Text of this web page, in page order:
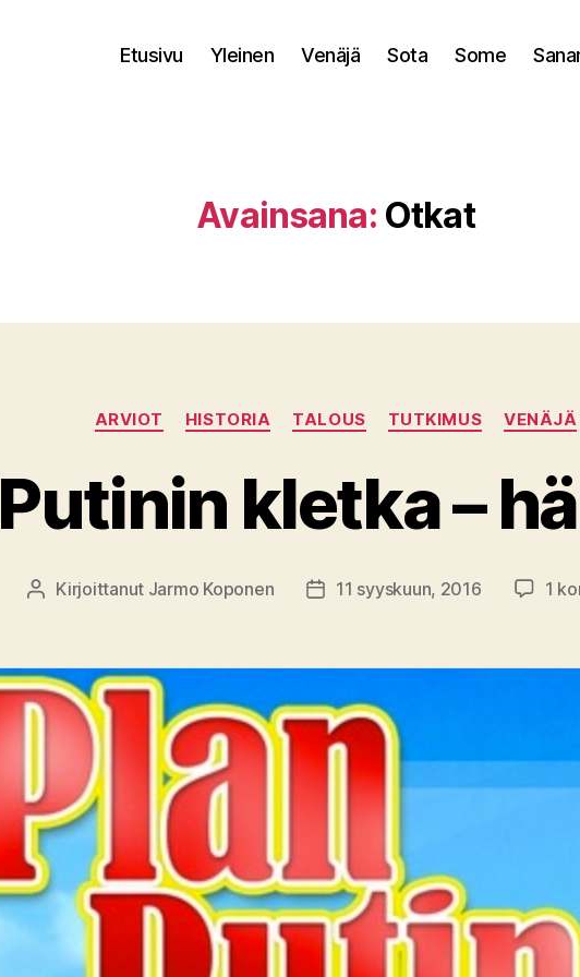
Etusivu Yleinen Venäjä Sota Some
Avainsana: Otkat
Kategoriat
ARVIOT HISTORIA TALOUS TUTKIMUS VENÄJÄ
Putinin kletka –
Kirjoittaja
Kirjoittanut Jarmo Koponen Julkaisupäivämäärä
11 syyskuun, 2016 1